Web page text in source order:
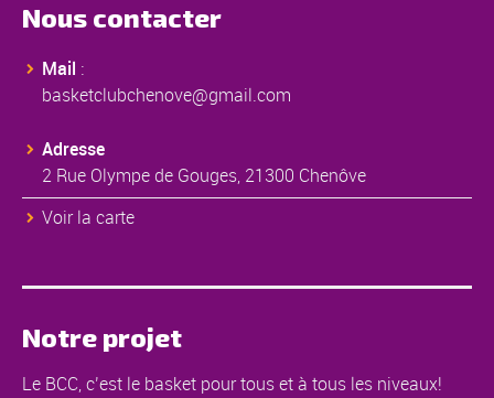
Nous contacter
Mail :
basketclubchenove@gmail.com
Adresse
2 Rue Olympe de Gouges, 21300 Chenôve
Voir la carte
Notre projet
Le BCC, c’est le basket pour tous et à tous les niveaux!